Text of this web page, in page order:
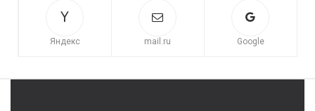
Яндекс mail.ru Google